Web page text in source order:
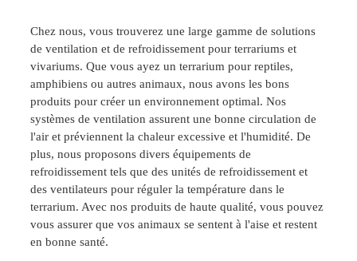
Chez nous, vous trouverez une large gamme de solutions
de ventilation et de refroidissement pour terrariums et
vivariums. Que vous ayez un terrarium pour reptiles,
amphibiens ou autres animaux, nous avons les bons
produits pour créer un environnement optimal. Nos
systèmes de ventilation assurent une bonne circulation de
l'air et préviennent la chaleur excessive et l'humidité. De
plus, nous proposons divers équipements de
refroidissement tels que des unités de refroidissement et
des ventilateurs pour réguler la température dans le
terrarium. Avec nos produits de haute qualité, vous pouvez
vous assurer que vos animaux se sentent à l'aise et restent
en bonne santé.